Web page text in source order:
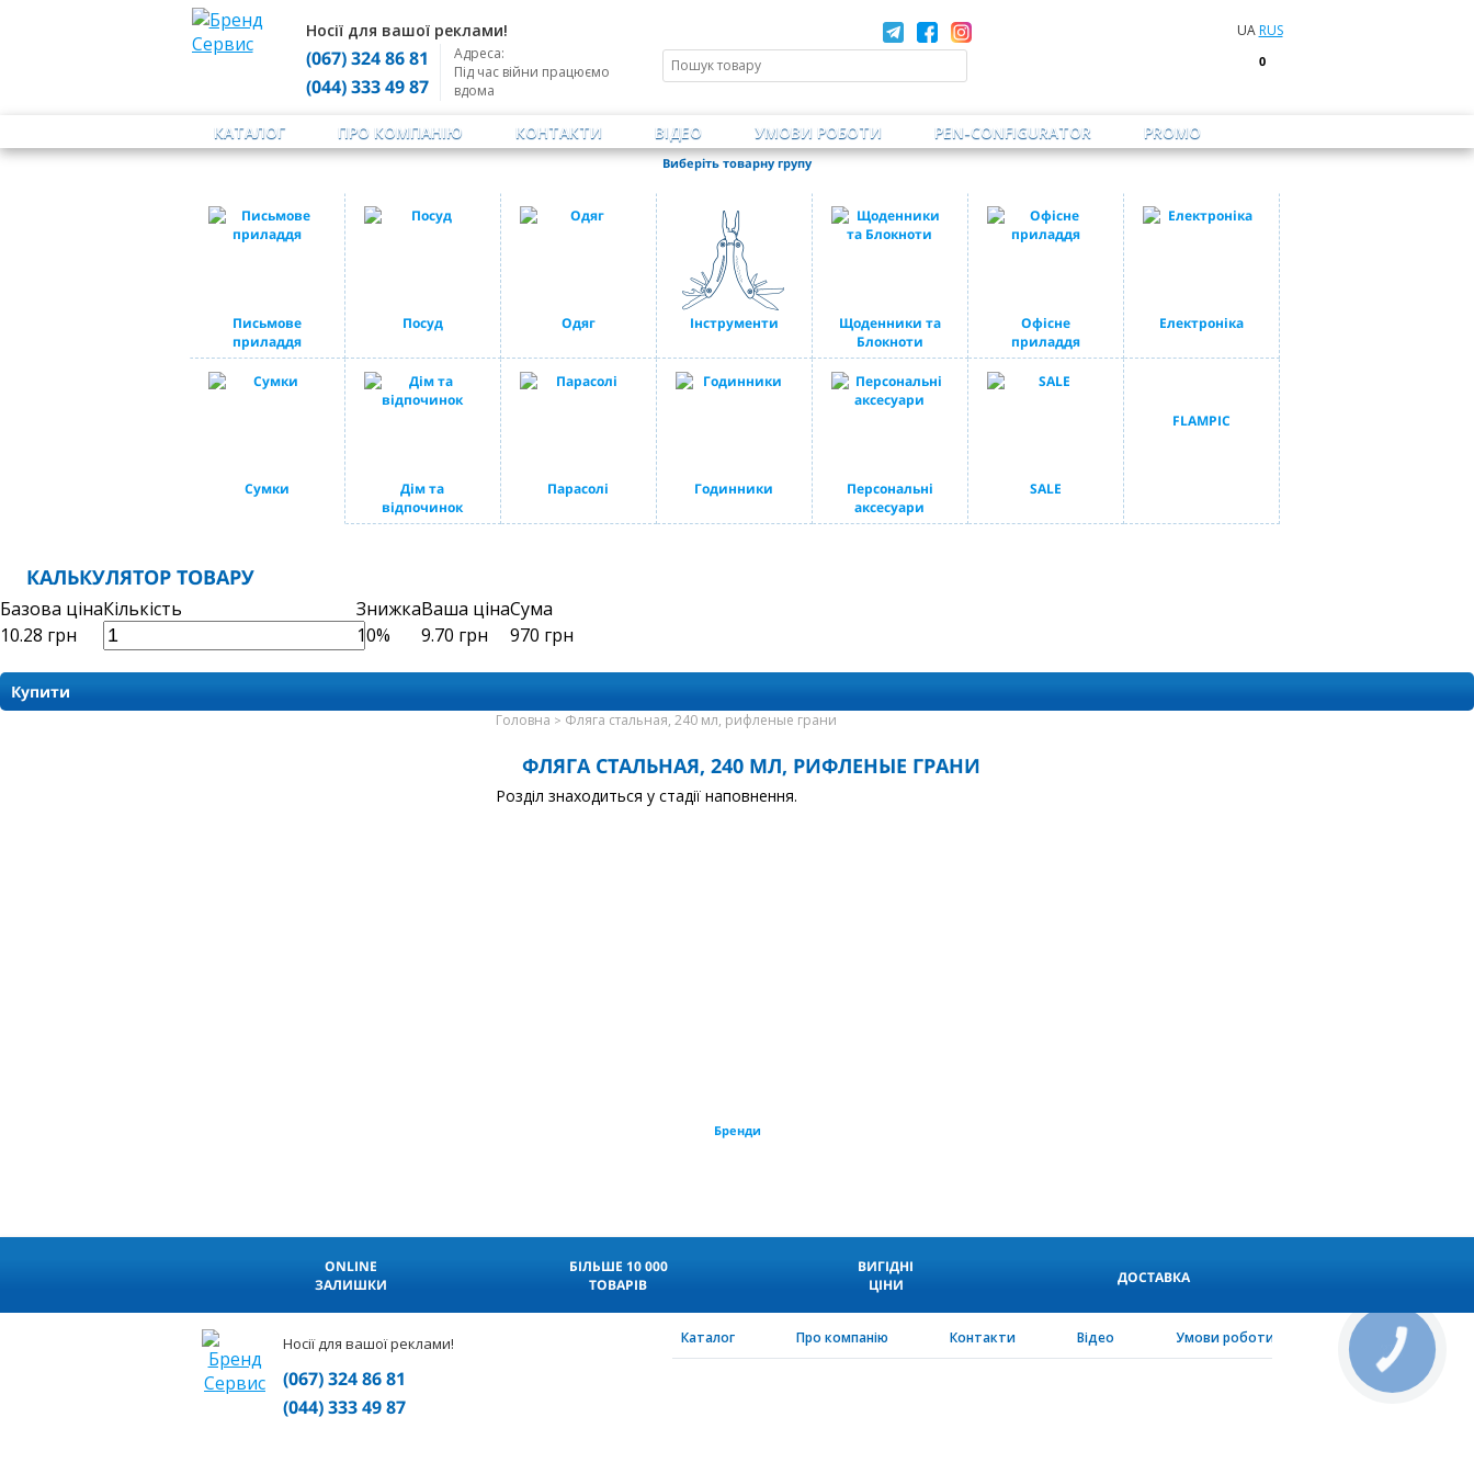
Носії для вашої реклами!
(067) 324 86 81
(044) 333 49 87
Адреса:
Під час війни працюємо
вдома
UA RUS
0
КАТАЛОГ ПРО КОМПАНІЮ КОНТАКТИ ВІДЕО УМОВИ РОБОТИ PEN-CONFIGURATOR PROMO
Письмове
приладдя
Посуд Одяг Інструменти
Щоденники та
Блокноти
Офісне
приладдя
Електроніка
Сумки
Дім та
відпочинок
Парасолі Годинники
Персональні
аксесуари
SALE
FLAMPIC
Виберіть товарну групу
КАЛЬКУЛЯТОР ТОВАРУ
Базова цінаКількість ЗнижкаВаша цінаСума
10.28 грн 10% 9.70 грн 970 грн
Купити
Головна > Фляга стальная, 240 мл, рифленые грани
ФЛЯГА СТАЛЬНАЯ, 240 МЛ, РИФЛЕНЫЕ ГРАНИ
Розділ знаходиться у стадії наповнення.
Бренди
ONLINE
ЗАЛИШКИ
БІЛЬШЕ 10 000
ТОВАРІВ
ВИГІДНІ
ЦІНИ
ДОСТАВКА
Носії для вашої реклами!
(067) 324 86 81
(044) 333 49 87
Каталог Про компанію Контакти Відео Умови роботи PEN-configurator
КНОПКА
СВЯЗИ